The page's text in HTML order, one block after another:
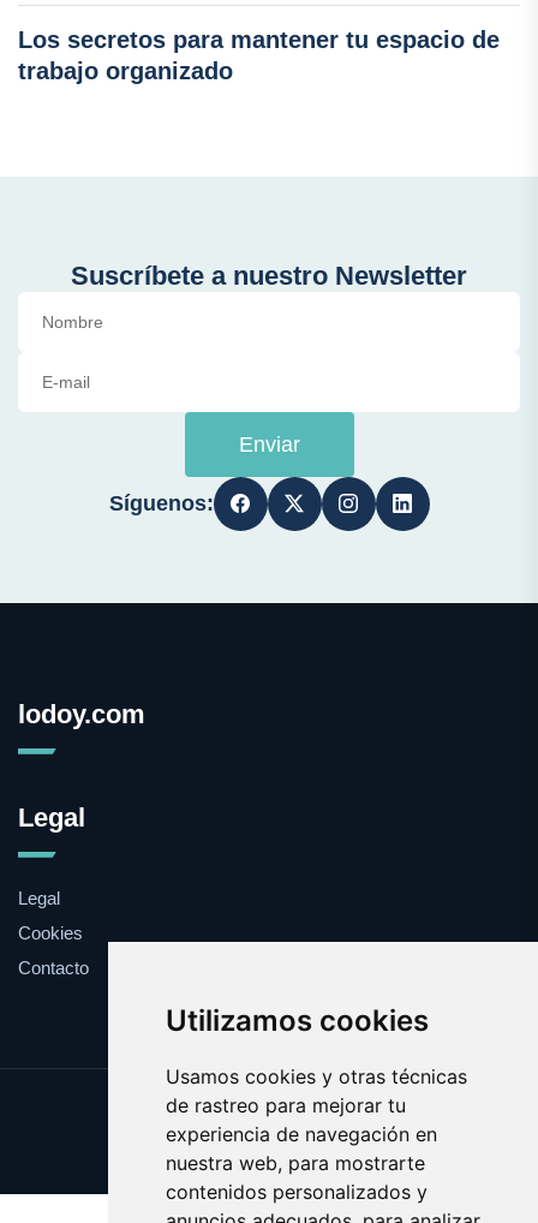
Utilizamos cookies
Usamos cookies y otras técnicas
de rastreo para mejorar tu
experiencia de navegación en
nuestra web, para mostrarte
contenidos personalizados y
Los secretos para mantener tu espacio de
trabajo organizado
Suscríbete a nuestro Newsletter
Enviar
Síguenos:
lodoy.com
Legal
Legal
Cookies
Contacto
Update cookies preferences
Copyright © 2025 lodoy.com